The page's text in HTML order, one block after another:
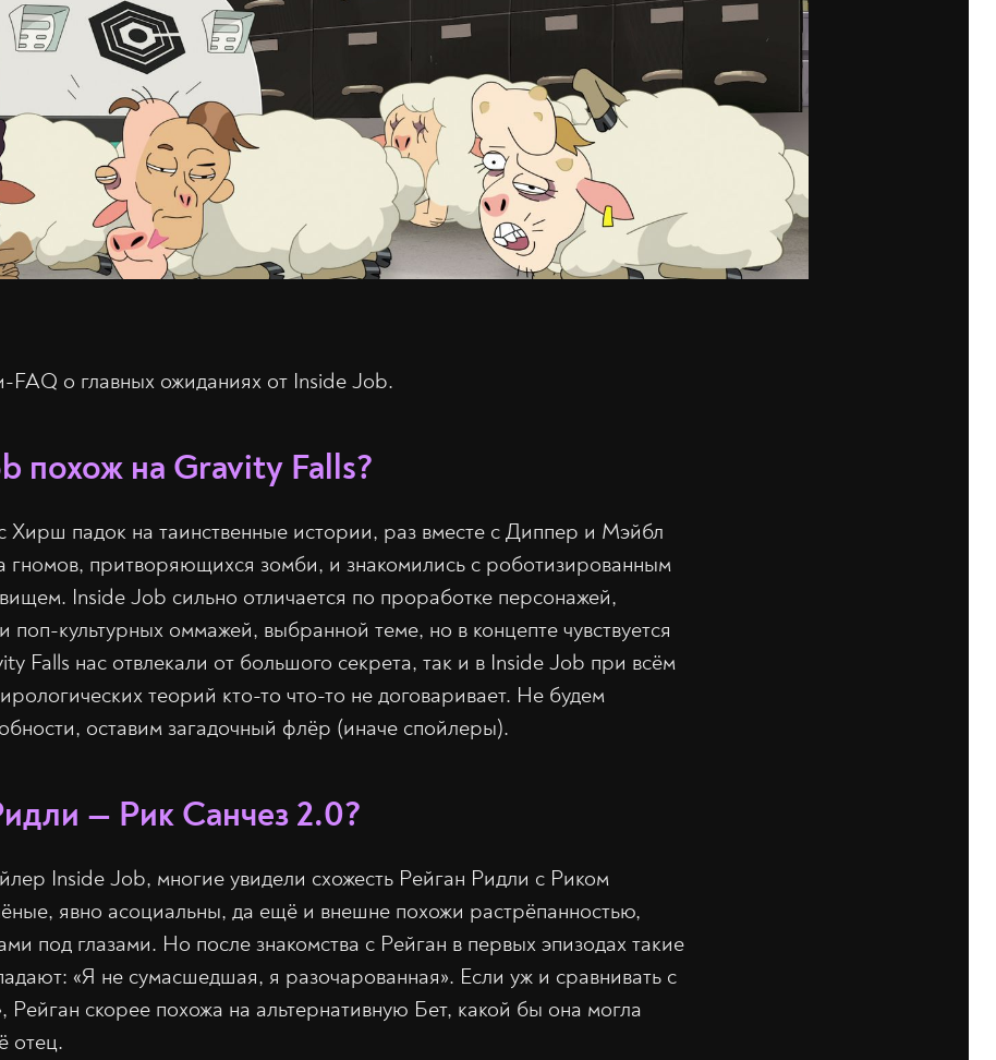
о главных ожиданиях от Inside Job.
похож на Gravity Falls?
Хирш падок на таинственные истории, раз вместе с Диппер и Мэйбл
гномов, притворяющихся зомби, и знакомились с роботизированным
Inside Job сильно отличается по проработке персонажей,
поп-культурных оммажей, выбранной теме, но в концепте чувствуется
Falls нас отвлекали от большого секрета, так и в Inside Job при всём
теорий кто-то что-то не договаривает. Не будем
оставим загадочный флёр (иначе спойлеры).
— Рик Санчез 2.0?
Inside Job, многие увидели схожесть Рейган Ридли с Риком
явно асоциальны, да ещё и внешне похожи растрёпанностью,
под глазами. Но после знакомства с Рейган в первых эпизодах такие
«Я не сумасшедшая, я разочарованная». Если уж и сравнивать с
скорее похожа на альтернативную Бет, какой бы она могла
отец.